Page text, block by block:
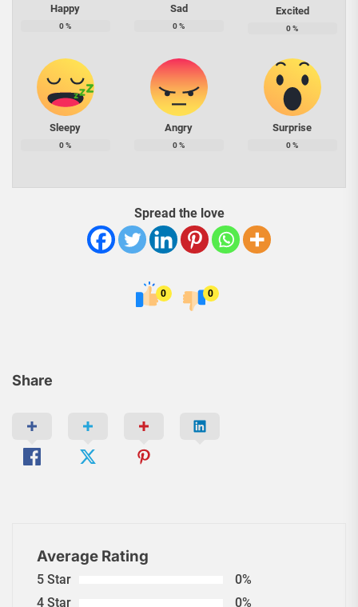
Share
Happy
0%
Sad
0%
Excited
0%
Sleepy
0%
Angry
0%
Surprise
0%
Spread the love
0 0
Average Rating
5 Star
0%
4 Star
0%